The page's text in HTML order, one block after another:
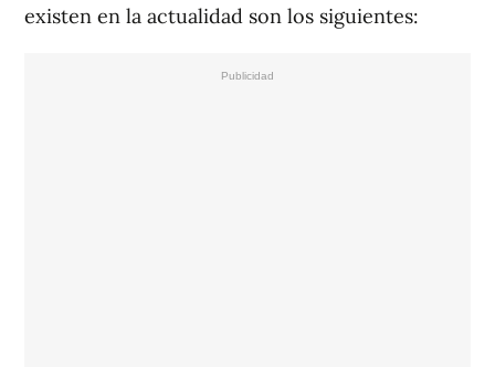
existen en la actualidad son los siguientes: